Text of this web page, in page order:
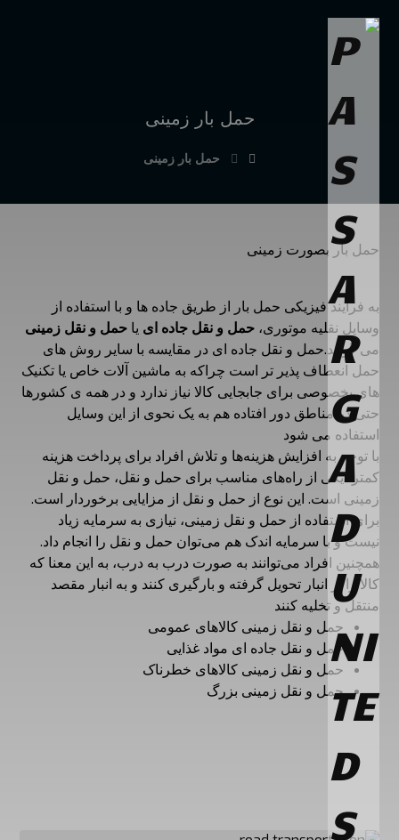
حمل بار زمینی
حمل بار زمینی
حمل بار بصورت زمینی
به فرآیند فیزیکی حمل بار از طریق جاده ها و با استفاده از
وسایل نقلیه موتوری،حمل و نقل جاده ای یاحمل و نقل زمینی
می گویند.حمل و نقل جاده ای در مقایسه با سایر روش های
حمل انعطاف پذیر تر است چراکه به ماشین آلات خاص یا تکنیک
های بخصوصی برای جابجایی کالا نیاز ندارد و در همه ی کشورها
حتی در مناطق دور افتاده هم به یک نحوی از این وسایل
استفاده می شود
با توجه به افزایش هزینه‌ها و تلاش افراد برای پرداخت هزینه
کمتر، یکی از راه‌های مناسب برای حمل و نقل، حمل و نقل
زمینی است. این نوع از حمل و نقل از مزایایی برخوردار است.
برای استفاده از حمل و نقل زمینی، نیازی به سرمایه زیاد
نیست و با سرمایه اندک هم می‌توان حمل و نقل را انجام داد.
همچنین افراد می‌توانند به صورت درب به درب، به این معنا که
کالا را از انبار تحویل گرفته و بارگیری کنند و به انبار مقصد
منتقل و تخلیه کنند
حمل و نقل زمینی کالاهای عمومی
حمل و نقل جاده ای مواد غذایی
حمل و نقل زمینی کالاهای خطرناک
حمل و نقل زمینی بزرگ